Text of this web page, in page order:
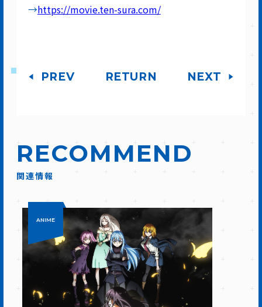
→https://movie.ten-sura.com/
PREV RETURN NEXT
RECOMMEND
関連情報
ANIME